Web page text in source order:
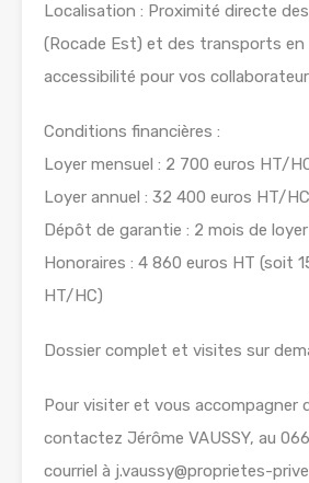
Localisation : Proximité directe
(Rocade Est) et des transports en
accessibilité pour vos
Conditions financières :
Loyer mensuel : 2 700 euros HT/
Loyer annuel : 32 400 euros HT/HC
Dépôt de garantie : 2 mois de
Honoraires : 4 860 euros HT (soit
HT/HC)
Dossier complet et visites sur
Pour visiter et vous accompagner
contactez Jérôme VAUSSY, au
courriel à j.vaussy@proprietes-